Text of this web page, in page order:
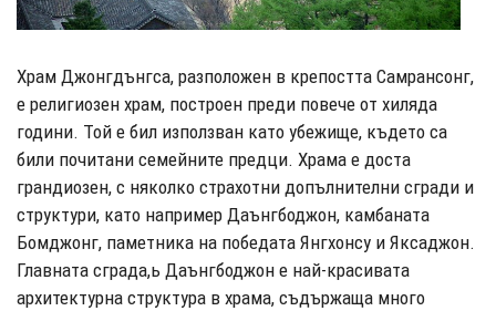
Храм Джонгдънгса, разположен в крепостта Самрансонг,
е религиозен храм, построен преди повече от хиляда
години. Той е бил използван като убежище, където са
били почитани семейните предци. Храма е доста
грандиозен, с няколко страхотни допълнителни сгради и
структури, като например Даънгбоджон, камбаната
Бомджонг, паметника на победата Янгхонсу и Яксаджон.
Главната сграда,ь Даънгбоджон е най-красивата
архитектурна структура в храма, съдържаща много